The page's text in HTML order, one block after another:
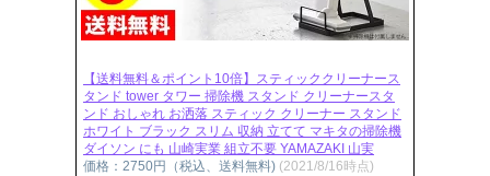
【送料無料＆ポイント10倍】スティッククリーナース
タンド tower タワー 掃除機 スタンド クリーナースタ
ンド おしゃれ お洒落 スティック クリーナー スタンド
ホワイト ブラック スリム 収納 立てて マキタの掃除機
ダイソン にも 山崎実業 組立不要 YAMAZAKI 山実
価格：2750円（税込、送料無料) (2021/8/16時点)